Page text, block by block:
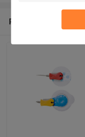
Rekomendasi Produk